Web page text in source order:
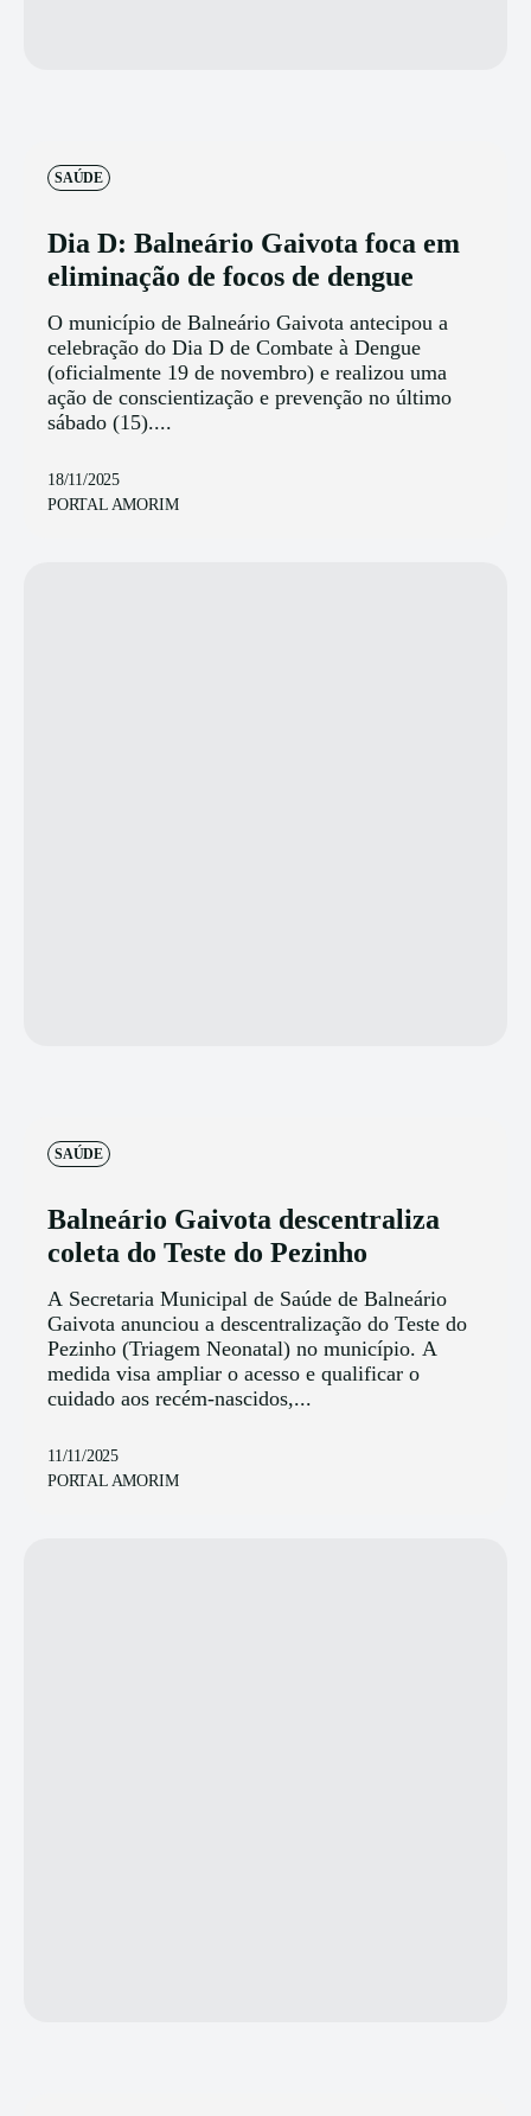
SAÚDE
Dia D: Balneário Gaivota foca em
eliminação de focos de dengue
O município de Balneário Gaivota antecipou a
celebração do Dia D de Combate à Dengue
(oficialmente 19 de novembro) e realizou uma
ação de conscientização e prevenção no último
sábado (15)....
18/11/2025
PORTAL AMORIM
SAÚDE
Balneário Gaivota descentraliza
coleta do Teste do Pezinho
A Secretaria Municipal de Saúde de Balneário
Gaivota anunciou a descentralização do Teste do
Pezinho (Triagem Neonatal) no município. A
medida visa ampliar o acesso e qualificar o
cuidado aos recém-nascidos,...
11/11/2025
PORTAL AMORIM